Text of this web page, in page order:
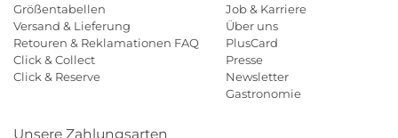
Größentabellen
Versand & Lieferung
Retouren & Reklamationen FAQ
Click & Collect
Click & Reserve
Job & Karriere
Über uns
PlusCard
Presse
Newsletter
Gastronomie
Unsere Zahlungsarten